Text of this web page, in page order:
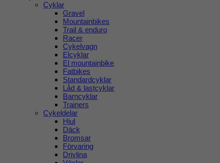
Cyklar
Gravel
Mountainbikes
Trail & enduro
Racer
Cykelvagn
Elcyklar
El mountainbike
Fatbikes
Standardcyklar
Låd & lastcyklar
Barncyklar
Trainers
Cykeldelar
Hjul
Däck
Bromsar
Förvaring
Drivlina